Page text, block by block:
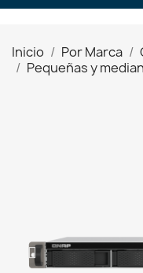
Inicio Por Marca
Pequeñas y